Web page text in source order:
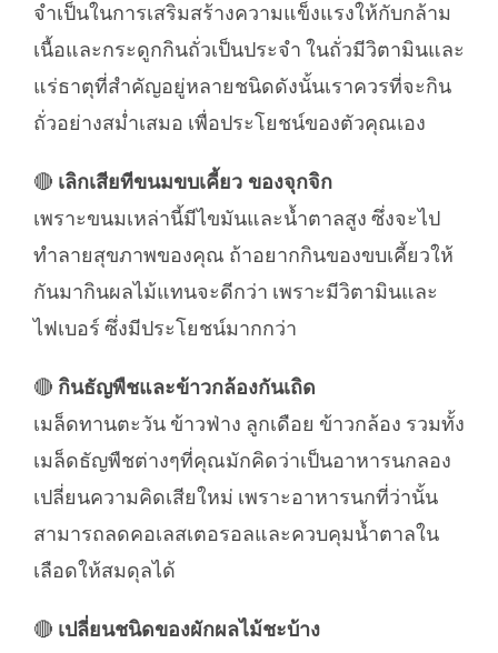
จำเป็นในการเสริมสร้างความแข็งแรงให้กับกล้าม
เนื้อและกระดูกกินถั่วเป็นประจำ ในถั่วมีวิตามินและ
แร่ธาตุที่สำคัญอยู่หลายชนิดดังนั้นเราควรที่จะกิน
ถั่วอย่างสม่ำเสมอ เพื่อประโยชน์ของตัวคุณเอง
🔴 เลิกเสียทีขนมขบเคี้ยว ของจุกจิก
เพราะขนมเหล่านี้มีไขมันและน้ำตาลสูง ซึ่งจะไป
ทำลายสุขภาพของคุณ ถ้าอยากกินของขบเคี้ยวให้
กันมากินผลไม้แทนจะดีกว่า เพราะมีวิตามินและ
ไฟเบอร์ ซึ่งมีประโยชน์มากกว่า
🔴 กินธัญพืชและข้าวกล้องกันเถิด
เมล็ดทานตะวัน ข้าวฟ่าง ลูกเดือย ข้าวกล้อง รวมทั้ง
เมล็ดธัญพืชต่างๆที่คุณมักคิดว่าเป็นอาหารนกลอง
เปลี่ยนความคิดเสียใหม่ เพราะอาหารนกที่ว่านั้น
สามารถลดคอเลสเตอรอลและควบคุมน้ำตาลใน
เลือดให้สมดุลได้
🔴 เปลี่ยนชนิดของผักผลไม้ชะบ้าง